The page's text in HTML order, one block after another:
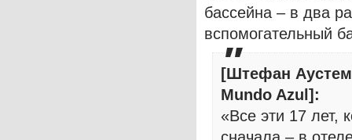
бассейна – в два
вспомогательный
[Штефан
Mundo Azul]:
«Все эти 17 лет,